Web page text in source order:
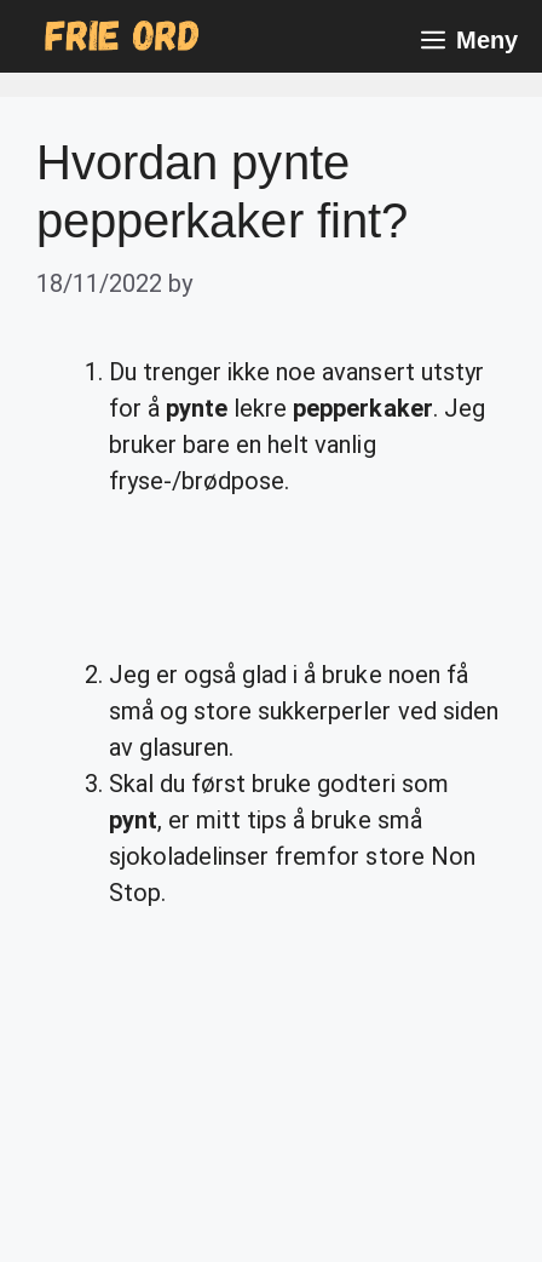
Meny
Hvordan pynte
pepperkaker fint?
18/11/2022 by
Du trenger ikke noe avansert utstyr
for å pynte lekre pepperkaker. Jeg
bruker bare en helt vanlig
fryse-/brødpose.
Jeg er også glad i å bruke noen få
små og store sukkerperler ved siden
av glasuren.
Skal du først bruke godteri som
pynt, er mitt tips å bruke små
sjokoladelinser fremfor store Non
Stop.